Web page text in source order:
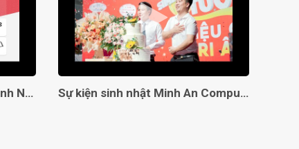
Giải Pháp Toàn Diện Cho Doanh Nghiệp Với Minh An Computer! Sự kiện sinh nhật Minh An Computer 8 tuổi